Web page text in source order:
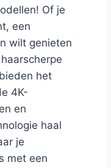
Of je
een
wilt genieten
het
4K-
en
haal
je
met een